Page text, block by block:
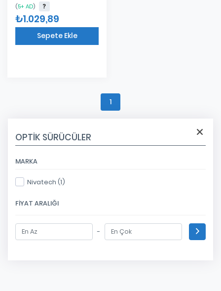
OPTIK SÜRÜCÜLER
MARKA
Nivatech (1)
FIYAT ARALIĞI
-
(5+ AD)
₺1.029,89
Sepete Ekle
1